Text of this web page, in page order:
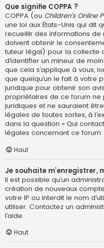
Que signifie COPPA ?
COPPA (ou Children’s Online
une loi aux États-Unis qui dit
recueillir des informations de
doivent obtenir le
tuteur légal) pour la collecte
d’identifier un mineur de
que cela s’applique à vous,
que quelqu’un le fait à votre
juridique pour obtenir son
propriétaires de ce forum ne
juridiques et ne sauraient
légales de toutes sortes, à
dans la question « Qui
légales concernant ce forum
Haut
Je souhaite m’enregistrer,
Il est possible qu’un
création de nouveaux
votre IP ou interdit le nom
utiliser. Contactez un
l’aide.
Haut